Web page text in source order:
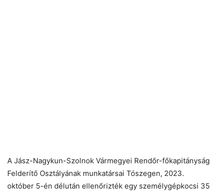
A Jász-Nagykun-Szolnok Vármegyei Rendőr-főkapitányság
Felderítő Osztályának munkatársai Tószegen, 2023.
október 5-én délután ellenőrizték egy személygépkocsi 35